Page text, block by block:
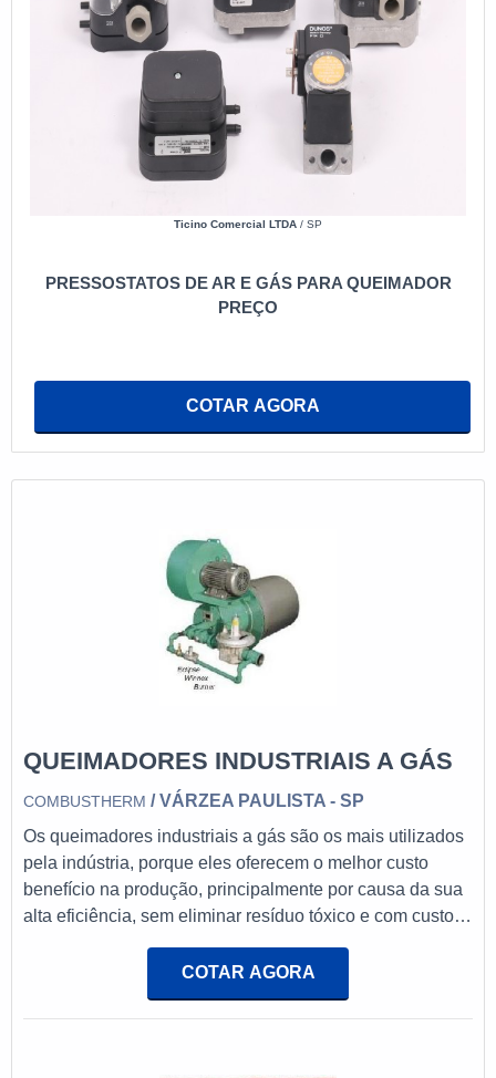
Ticino Comercial LTDA / SP
PRESSOSTATOS DE AR E GÁS PARA QUEIMADOR
PREÇO
COTAR AGORA
QUEIMADORES INDUSTRIAIS A GÁS
COMBUSTHERM / VÁRZEA PAULISTA - SP
Os queimadores industriais a gás são os mais utilizados
pela indústria, porque eles oferecem o melhor custo
benefício na produção, principalmente por causa da sua
alta eficiência, sem eliminar resíduo tóxico e com custo
Entre os queimadores, é possível contar com a empresa
Red Ray, líder no mercado de queimadores
infravermelho. Os produtos podem ser fabricados com
COTAR AGORA